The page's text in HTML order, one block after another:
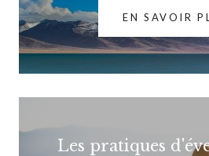
EN SAVOIR
Les pratiques